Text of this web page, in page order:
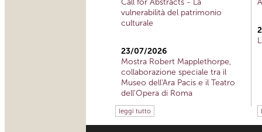
Call for Abstracts - La
vulnerabilità del patrimonio
culturale
23/07/2026
Mostra Robert Mapplethorpe,
collaborazione speciale tra il
Museo dell'Ara Pacis e il Teatro
dell'Opera di Roma
leggi tutto